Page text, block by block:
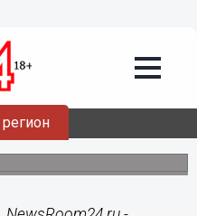
в СВО
в Арзамасе
мемориальные доски